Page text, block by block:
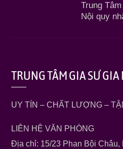
Trung
Nội quy
TRUNG TÂM GIA SƯ
UY TÍN – CHẤT LƯỢNG –
LIÊN HỆ VĂN PHÒNG
Địa chỉ: 15/23 Phan Bội